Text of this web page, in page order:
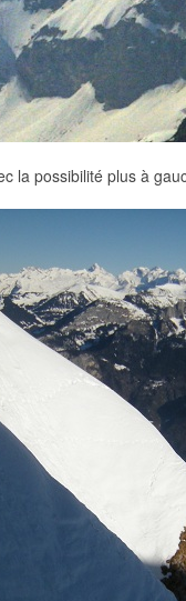
la possibilité plus à